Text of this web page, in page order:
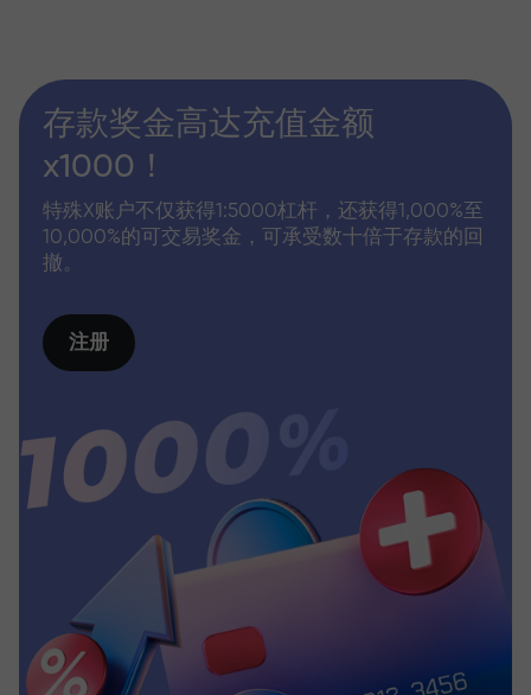
存款奖金高达充值金额
x1000！
特殊X账户不仅获得1:5000杠杆，还获得1,000%至
10,000%的可交易奖金，可承受数十倍于存款的回
撤。
注册